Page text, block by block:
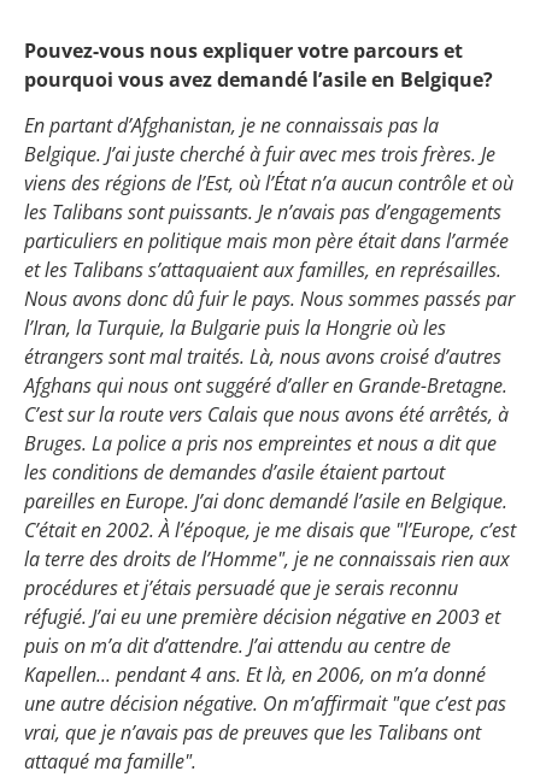
Pouvez-vous nous expliquer votre parcours et
pourquoi vous avez demandé l’asile en Belgique?
En partant d’Afghanistan, je ne connaissais pas la
Belgique. J’ai juste cherché à fuir avec mes trois frères. Je
viens des régions de l’Est, où l’État n’a aucun contrôle et où
les Talibans sont puissants. Je n’avais pas d’engagements
particuliers en politique mais mon père était dans l’armée
et les Talibans s’attaquaient aux familles, en représailles.
Nous avons donc dû fuir le pays. Nous sommes passés par
l’Iran, la Turquie, la Bulgarie puis la Hongrie où les
étrangers sont mal traités. Là, nous avons croisé d’autres
Afghans qui nous ont suggéré d’aller en Grande-Bretagne.
C’est sur la route vers Calais que nous avons été arrêtés, à
Bruges. La police a pris nos empreintes et nous a dit que
les conditions de demandes d’asile étaient partout
pareilles en Europe. J’ai donc demandé l’asile en Belgique.
C’était en 2002. À l’époque, je me disais que "l’Europe, c’est
la terre des droits de l’Homme", je ne connaissais rien aux
procédures et j’étais persuadé que je serais reconnu
réfugié. J’ai eu une première décision négative en 2003 et
puis on m’a dit d’attendre. J’ai attendu au centre de
Kapellen... pendant 4 ans. Et là, en 2006, on m’a donné
une autre décision négative. On m’affirmait "que c’est pas
vrai, que je n’avais pas de preuves que les Talibans ont
attaqué ma famille".